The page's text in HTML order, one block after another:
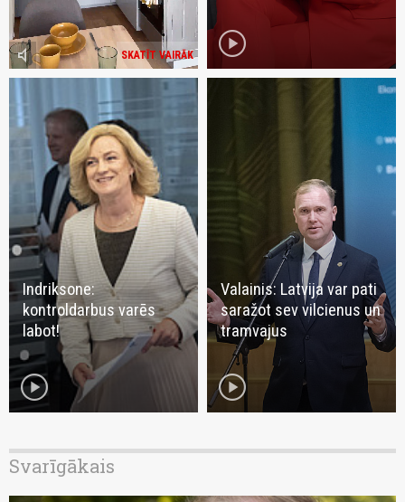
SKATĪT VAIRĀK
volume_mute play_circle
Indriksone:
kontroldarbus varēs
labot!
play_circle
Valainis: Latvija var pati
saražot sev vilcienus un
tramvajus
play_circle
Svarīgākais